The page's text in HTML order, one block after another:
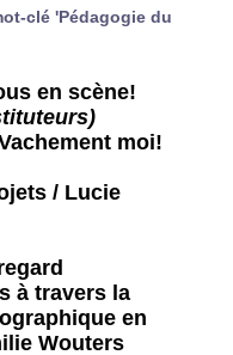
clé 'Pédagogie du
en scène!
moi!
/ Lucie
à travers la
en
Wouters